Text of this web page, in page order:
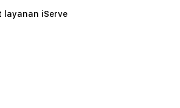
layanan iServe